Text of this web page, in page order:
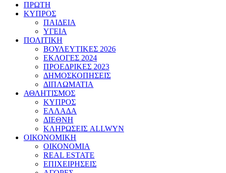
ΠΡΩΤΗ
ΚΥΠΡΟΣ
ΠΑΙΔΕΙΑ
ΥΓΕΙΑ
ΠΟΛΙΤΙΚΗ
ΒΟΥΛΕΥΤΙΚΕΣ 2026
ΕΚΛΟΓΕΣ 2024
ΠΡΟΕΔΡΙΚΕΣ 2023
ΔΗΜΟΣΚΟΠΗΣΕΙΣ
ΔΙΠΛΩΜΑΤΙΑ
ΑΘΛΗΤΙΣΜΟΣ
ΚΥΠΡΟΣ
ΕΛΛΑΔΑ
ΔΙΕΘΝΗ
ΚΛΗΡΩΣΕΙΣ ALLWYN
ΟΙΚΟΝΟΜΙΚΗ
ΟΙΚΟΝΟΜΙΑ
REAL ESTATE
ΕΠΙΧΕΙΡΗΣΕΙΣ